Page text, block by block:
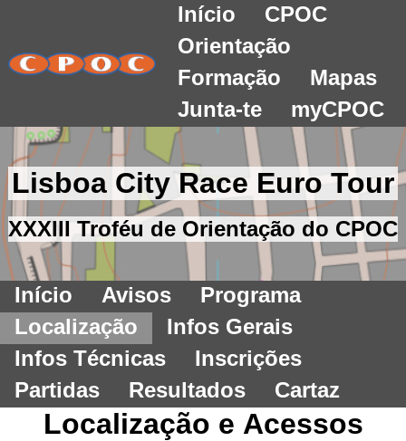
Início
CPOC
Orientação
Formação
Mapas
Junta-te
myCPOC
Lisboa City Race Euro Tour
XXXIII Troféu de Orientação do CPOC
Início Avisos
Programa
Localização
Infos Gerais
Infos Técnicas
Inscrições
Partidas
Resultados Cartaz
Localização e Acessos